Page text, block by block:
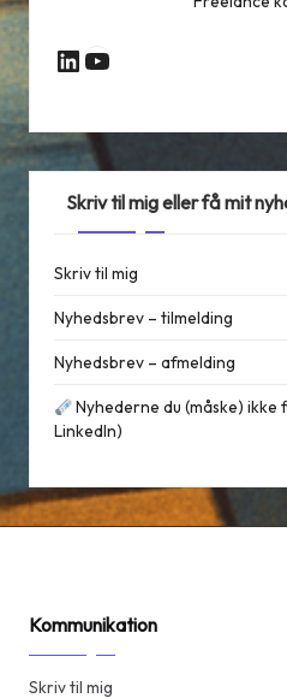
LinkedIn
YouTube
Skriv til mig eller få mit
Skriv til mig
Nyhedsbrev – tilmelding
Nyhedsbrev – afmelding
Nyhederne du (måske)
LinkedIn)
Kommunikation
Skriv til mig